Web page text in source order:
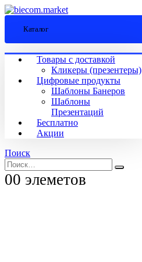
Каталог
Товары с доставкой
Кликеры (презентеры)
Цифровые продукты
Шаблоны Банеров
Шаблоны
Презентаций
Бесплатно
Акции
Поиск
00 элеметов